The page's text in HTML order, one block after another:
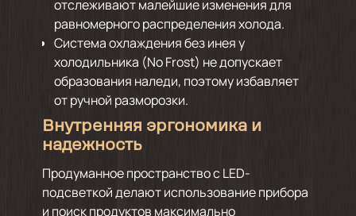
отслеживают малейшие изменения для
равномерного распределения холода.
Система охлаждения без инея у
холодильника (No Frost) не допускает
образования наледи, поэтому избавляет
от ручной разморозки.
Внутренняя эргономика и
надежность
Продуманное пространство с LED-
подсветкой делают использование прибора
и поиск продуктов максимально